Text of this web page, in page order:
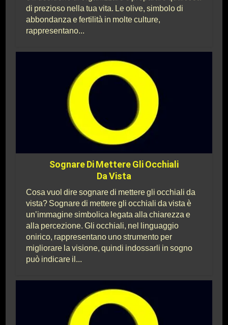
di prezioso nella tua vita. Le olive, simbolo di
abbondanza e fertilità in molte culture,
rappresentano...
Sognare Di Mettere Gli Occhiali
Da Vista
Cosa vuol dire sognare di mettere gli occhiali da
vista? Sognare di mettere gli occhiali da vista è
un’immagine simbolica legata alla chiarezza e
alla percezione. Gli occhiali, nel linguaggio
onirico, rappresentano uno strumento per
migliorare la visione, quindi indossarli in sogno
può indicare il...